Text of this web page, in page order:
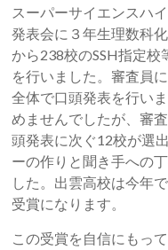
スーパーサイエンスハ
発表会に３年生理数科
から238校のSSH指定
を行いました。審査員
全体で口頭発表を行い
めませんでしたが、審
頭発表に次ぐ12校が選
ーの作りと聞き手への
した。出雲高校は今年
受賞になります。
この受賞を自信にもっ